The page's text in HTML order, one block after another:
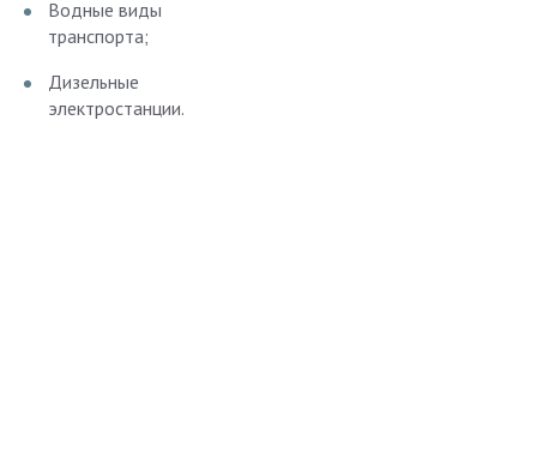
Водные виды
транспорта;
Дизельные
электростанции.